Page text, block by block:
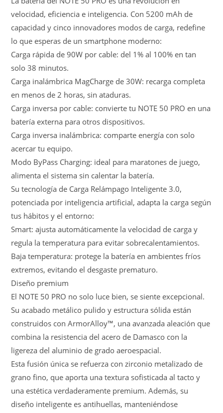
velocidad, eficiencia e inteligencia. Con 5200 mAh de
capacidad y cinco innovadores modos de carga, redefine
lo que esperas de un smartphone moderno:
Carga rápida de 90W por cable: del 1% al 100% en tan
solo 38 minutos.
Carga inalámbrica MagCharge de 30W: recarga completa
en menos de 2 horas, sin ataduras.
Carga inversa por cable: convierte tu NOTE 50 PRO en una
batería externa para otros dispositivos.
Carga inversa inalámbrica: comparte energía con solo
acercar tu equipo.
Modo ByPass Charging: ideal para maratones de juego,
alimenta el sistema sin calentar la batería.
Su tecnología de Carga Relámpago Inteligente 3.0,
potenciada por inteligencia artificial, adapta la carga según
tus hábitos y el entorno:
Smart: ajusta automáticamente la velocidad de carga y
regula la temperatura para evitar sobrecalentamientos.
Baja temperatura: protege la batería en ambientes fríos
extremos, evitando el desgaste prematuro.
Diseño premium
El NOTE 50 PRO no solo luce bien, se siente excepcional.
Su acabado metálico pulido y estructura sólida están
construidos con ArmorAlloy™, una avanzada aleación que
combina la resistencia del acero de Damasco con la
ligereza del aluminio de grado aeroespacial.
Esta fusión única se refuerza con zirconio metalizado de
grano fino, que aporta una textura sofisticada al tacto y
una estética verdaderamente premium. Además, su
diseño inteligente es antihuellas, manteniéndose